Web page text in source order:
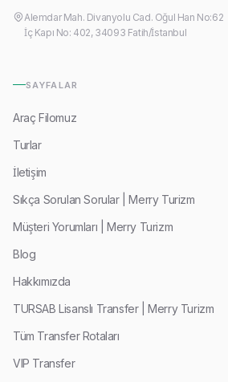
Alemdar Mah. Divanyolu Cad. Oğul Han No:62
İç Kapı No: 402, 34093 Fatih/İstanbul
SAYFALAR
Araç Filomuz
Turlar
İletişim
Sıkça Sorulan Sorular | Merry Turizm
Müşteri Yorumları | Merry Turizm
Blog
Hakkımızda
TURSAB Lisanslı Transfer | Merry Turizm
Tüm Transfer Rotaları
VIP Transfer